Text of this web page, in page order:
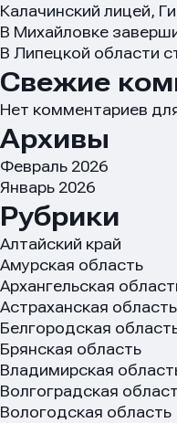
Калачинский лицей,
В Михайловке
В Липецкой области
Свежие
Нет комментариев
Архивы
Февраль 2026
Январь 2026
Рубрики
Алтайский край
Амурская область
Архангельская
Астраханская область
Белгородская
Брянская область
Владимирская
Волгоградская
Вологодская область